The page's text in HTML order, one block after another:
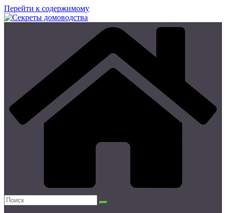
Перейти к содержимому